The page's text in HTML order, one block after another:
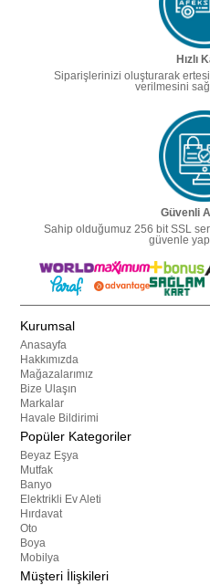
Hızlı
Siparişlerinizi oluşturarak
verilmesini
Güvenli
Sahip olduğumuz 256 bit SSL
güvenle
Kurumsal
Anasayfa
Hakkımızda
Mağazalarımız
Bize Ulaşın
Markalar
Havale Bildirimi
Popüler Kategoriler
Beyaz Eşya
Mutfak
Banyo
Elektrikli Ev Aleti
Hırdavat
Oto
Boya
Mobilya
Müşteri İlişkileri